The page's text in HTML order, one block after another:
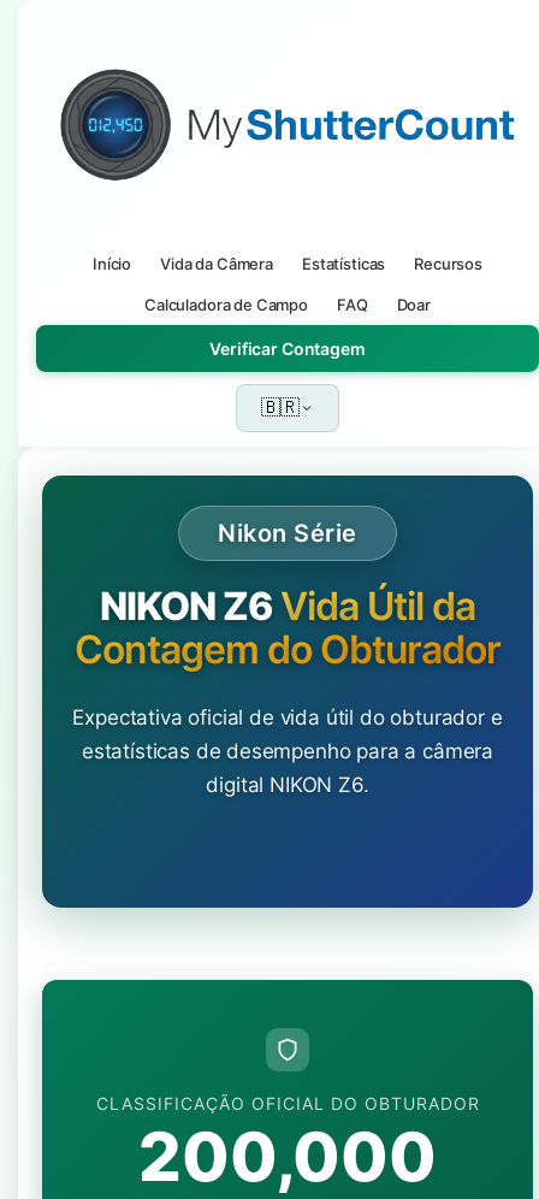
Início Vida da Câmera Estatísticas Recursos
Calculadora de Campo FAQ Doar
Verificar Contagem
🇧🇷
Nikon Série
NIKON Z6 Vida Útil da
Contagem do Obturador
Expectativa oficial de vida útil do obturador e
estatísticas de desempenho para a câmera
digital NIKON Z6.
CLASSIFICAÇÃO OFICIAL DO OBTURADOR
200,000